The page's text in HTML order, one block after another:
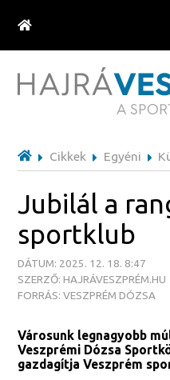
Cikkek Egyéni
Jubilál a
sportklub
DÁTUM: 2025. 12. 18. 8:47
SZERZŐ: HAJRÁVESZPRÉM.HU
FORRÁS: VESZPRÉM DÓZSA
Városunk legnagyobb
Veszprémi Dózsa
gazdagítja Veszprém